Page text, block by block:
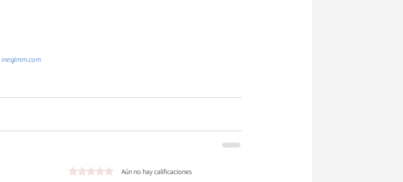
inesjimm.com
Obtuvo 0 de 5 estrellas.Aún no hay calificaciones